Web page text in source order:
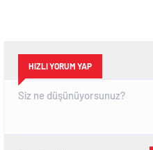
HIZLI YORUM YAP